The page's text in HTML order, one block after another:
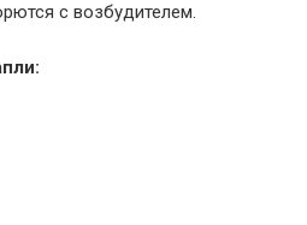
с возбудителем.